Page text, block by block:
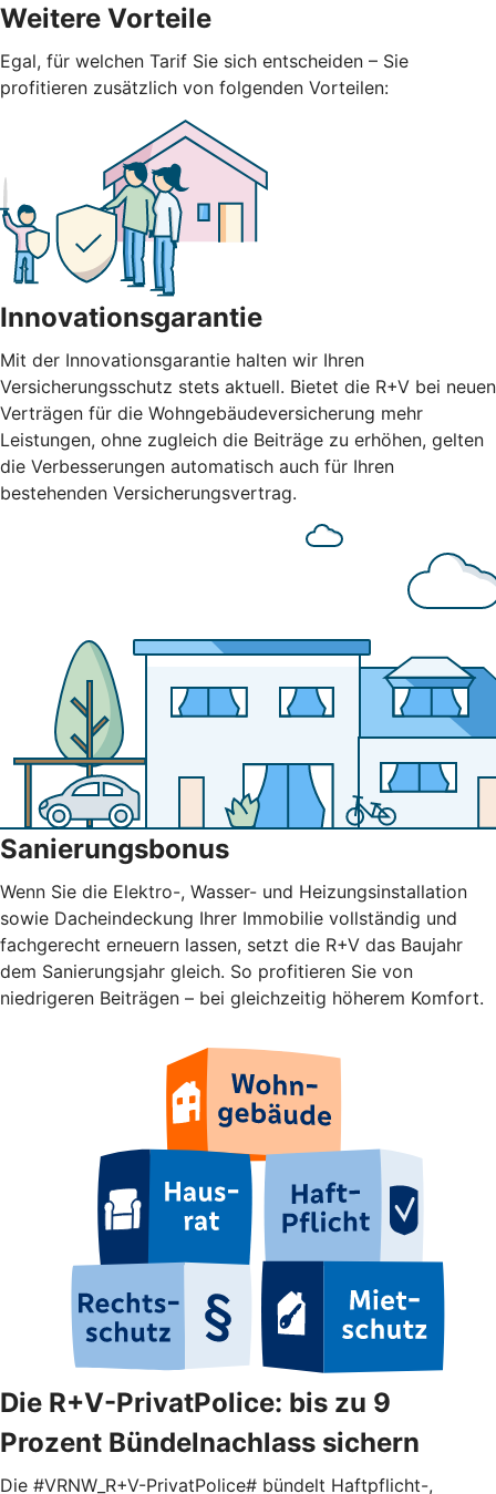
Weitere Vorteile
Egal, für welchen Tarif Sie sich entscheiden – Sie
profitieren zusätzlich von folgenden Vorteilen:
Innovationsgarantie
Mit der Innovationsgarantie halten wir Ihren
Versicherungsschutz stets aktuell. Bietet die R+V bei neuen
Verträgen für die Wohngebäudeversicherung mehr
Leistungen, ohne zugleich die Beiträge zu erhöhen, gelten
die Verbesserungen automatisch auch für Ihren
bestehenden Versicherungsvertrag.
Sanierungsbonus
Wenn Sie die Elektro-, Wasser- und Heizungsinstallation
sowie Dacheindeckung Ihrer Immobilie vollständig und
fachgerecht erneuern lassen, setzt die R+V das Baujahr
dem Sanierungsjahr gleich. So profitieren Sie von
niedrigeren Beiträgen – bei gleichzeitig höherem Komfort.
Die R+V-PrivatPolice: bis zu 9
Prozent Bündelnachlass sichern
Die #VRNW_R+V-PrivatPolice# bündelt Haftpflicht-,